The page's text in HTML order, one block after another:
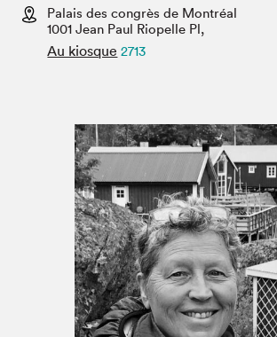
Espace médias
Palais des congrès de Montréal
1001 Jean Paul Riopelle Pl,
Au kiosque 2713